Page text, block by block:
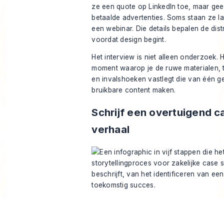
ze een quote op LinkedIn toe, maar
betaalde advertenties. Soms staan ze
een webinar. Die details bepalen de
voordat design begint.
Het interview is niet alleen onderzoek.
moment waarop je de ruwe materialen,
en invalshoeken vastlegt die van één
bruikbare content maken.
Schrijf een overtuigend
verhaal